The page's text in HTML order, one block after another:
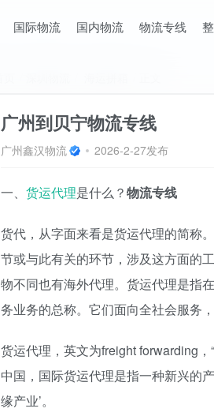
国际物流 国内物流 物流专线
广州到贝宁物流专线
广州鑫汉物流 2026-2-27发布
一、 货运代理是什么？物流专线
货代，从字面来看是货运代理的简称
节或与此有关的环节，涉及这方面的
物不同也有海外代理。货运代理是指
务业务的总称。它们面向全社会服务
货运代理，英文为freight forwarding
中国，国际货运代理是指一种新兴的
缘产业’。